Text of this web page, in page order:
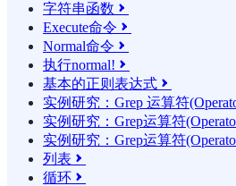
字符串函数 
Execute命令 
Normal命令 
执行normal! 
基本的正则表达式 
实例研究：Grep 运算符
实例研究：Grep运算符
实例研究：Grep运算符
列表 
循环 